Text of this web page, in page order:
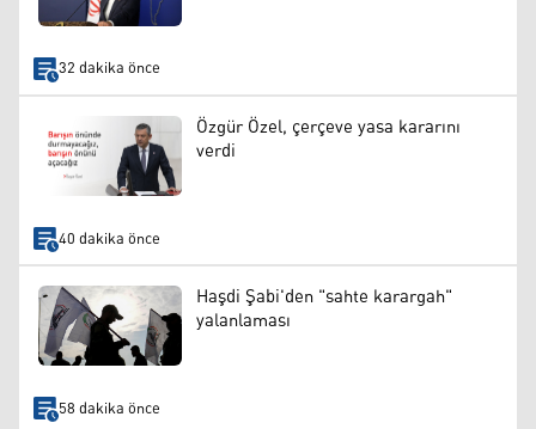
32 dakika önce
Özgür Özel, çerçeve yasa kararını
verdi
40 dakika önce
Haşdi Şabi'den "sahte karargah"
yalanlaması
58 dakika önce